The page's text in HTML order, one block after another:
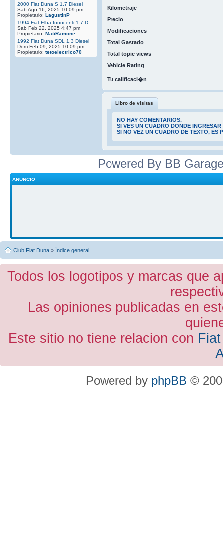
2000 Fiat Duna S 1.7 Diesel
Sab Ago 16, 2025 10:09 pm
Propietario: LagustinP
1994 Fiat Elba Innocenti 1.7 D
Sab Feb 22, 2025 4:47 pm
Propietario: MatiRamone
1992 Fiat Duna SDL 1.3 Diesel
Dom Feb 09, 2025 10:09 pm
Propietario: tetoelectrico70
Kilometraje
Precio
Modificaciones
Total Gastado
Total topic views
Vehicle Rating
Tu calificaci�n
Libro de visitas
NO HAY COMENTARIOS.
SI VES UN CUADRO DONDE
SI NO VEZ UN CUADRO DE TEXTO, ES
Powered By BB
ANUNCIO
Club Fiat Duna » Índice general
Todos los logotipos y marcas que
Las opiniones publicadas en
Este sitio no tiene relacion con
Powered by phpBB ©